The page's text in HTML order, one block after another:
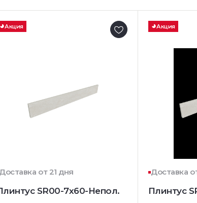
Акция
Доставка от 21 дня
SR00-7x60-Непол.
Акция
Доставка
Плинтус